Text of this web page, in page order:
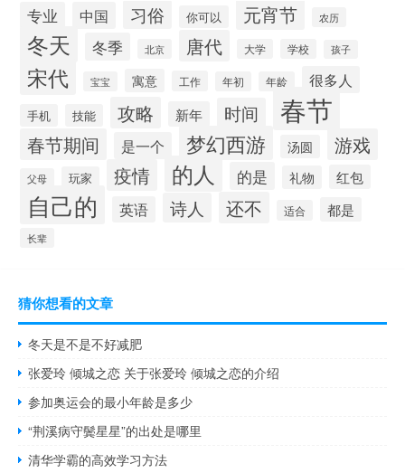
专业 中国 习俗 你可以 元宵节 农历
冬天 冬季 北京 唐代 大学 学校 孩子
宋代 宝宝 寓意 工作 年初 年龄 很多人
手机 技能 攻略 新年 时间 春节
春节期间 是一个 梦幻西游 汤圆 游戏
父母 玩家 疫情 的人 的是 礼物 红包
自己的 英语 诗人 还不 适合 都是
长辈
猜你想看的文章
冬天是不是不好减肥
张爱玲 倾城之恋 关于张爱玲 倾城之恋的介绍
参加奥运会的最小年龄是多少
“荆溪病守鬓星星”的出处是哪里
清华学霸的高效学习方法